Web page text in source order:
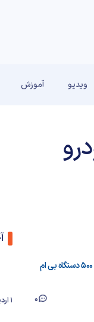
ویدیو آموزش
1 اردیبهشت 1405
گره کور ارزی و سامانه‌ای در گمرک؛ ۵۰۰ دستگاه بی ‌ام
0